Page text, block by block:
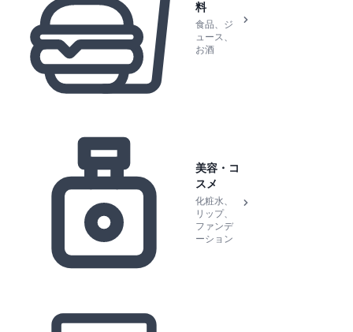
料
食品、ジ
ュース、
お酒
美容・コ
スメ
化粧水、
リップ、
ファンデ
ーション